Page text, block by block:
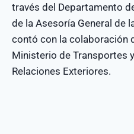
través del Departamento
de la Asesoría General de
contó con la colaboración
Ministerio de Transportes
Relaciones Exteriores.